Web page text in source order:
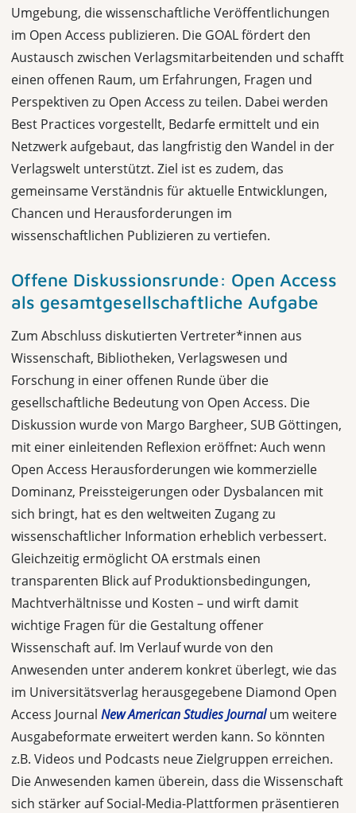
Umgebung, die wissenschaftliche Veröffentlichungen
im Open Access publizieren. Die GOAL fördert den
Austausch zwischen Verlagsmitarbeitenden und schafft
einen offenen Raum, um Erfahrungen, Fragen und
Perspektiven zu Open Access zu teilen. Dabei werden
Best Practices vorgestellt, Bedarfe ermittelt und ein
Netzwerk aufgebaut, das langfristig den Wandel in der
Verlagswelt unterstützt. Ziel ist es zudem, das
gemeinsame Verständnis für aktuelle Entwicklungen,
Chancen und Herausforderungen im
wissenschaftlichen Publizieren zu vertiefen.
Offene Diskussionsrunde: Open Access
als gesamtgesellschaftliche Aufgabe
Zum Abschluss diskutierten Vertreter*innen aus
Wissenschaft, Bibliotheken, Verlagswesen und
Forschung in einer offenen Runde über die
gesellschaftliche Bedeutung von Open Access. Die
Diskussion wurde von Margo Bargheer, SUB Göttingen,
mit einer einleitenden Reflexion eröffnet: Auch wenn
Open Access Herausforderungen wie kommerzielle
Dominanz, Preissteigerungen oder Dysbalancen mit
sich bringt, hat es den weltweiten Zugang zu
wissenschaftlicher Information erheblich verbessert.
Gleichzeitig ermöglicht OA erstmals einen
transparenten Blick auf Produktionsbedingungen,
Machtverhältnisse und Kosten – und wirft damit
wichtige Fragen für die Gestaltung offener
Wissenschaft auf. Im Verlauf wurde von den
Anwesenden unter anderem konkret überlegt, wie das
im Universitätsverlag herausgegebene Diamond Open
Access Journal New American Studies Journal um weitere
Ausgabeformate erweitert werden kann. So könnten
z.B. Videos und Podcasts neue Zielgruppen erreichen.
Die Anwesenden kamen überein, dass die Wissenschaft
sich stärker auf Social-Media-Plattformen präsentieren